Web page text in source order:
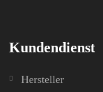
Kundendienst
Hersteller